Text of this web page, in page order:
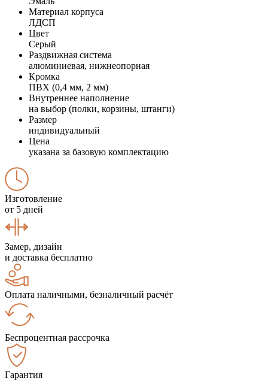
Материал корпуса
ЛДСП
Цвет
Серый
Раздвижная система
алюминиевая, нижнеопорная
Кромка
ПВХ (0,4 мм, 2 мм)
Внутреннее наполнение
на выбор (полки, корзины, штанги)
Размер
индивидуальный
Цена
указана за базовую комплектацию
Изготовление
от 5 дней
Замер, дизайн
и доставка бесплатно
Оплата наличными, безналичный расчёт
Беспроцентная рассрочка
Гарантия